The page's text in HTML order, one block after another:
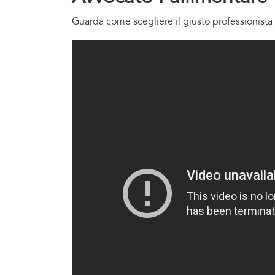
Guarda come scegliere il giusto professionista